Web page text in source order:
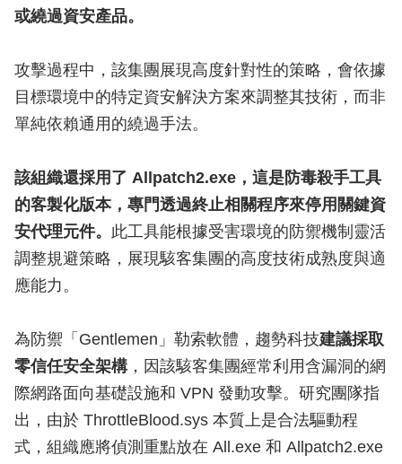
或繞過資安產品。
攻擊過程中，該集團展現高度針對性的策略，會依據
目標環境中的特定資安解決方案來調整其技術，而非
單純依賴通用的繞過手法。
該組織還採用了 Allpatch2.exe，這是防毒殺手工具
的客製化版本，專門透過終止相關程序來停用關鍵資
安代理元件。 此工具能根據受害環境的防禦機制靈活
調整規避策略，展現駭客集團的高度技術成熟度與適
應能力。
為防禦「Gentlemen」勒索軟體，趨勢科技建議採取
零信任安全架構，因該駭客集團經常利用含漏洞的網
際網路面向基礎設施和 VPN 發動攻擊。研究團隊指
出，由於 ThrottleBlood.sys 本質上是合法驅動程
式，組織應將偵測重點放在 All.exe 和 Allpatch2.exe